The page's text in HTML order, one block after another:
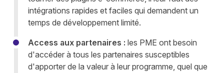
intégrations rapides et faciles qui demandent un
temps de développement limité.
Access aux partenaires : les PME ont besoin
d'accéder à tous les partenaires susceptibles
d'apporter de la valeur à leur programme, quel que